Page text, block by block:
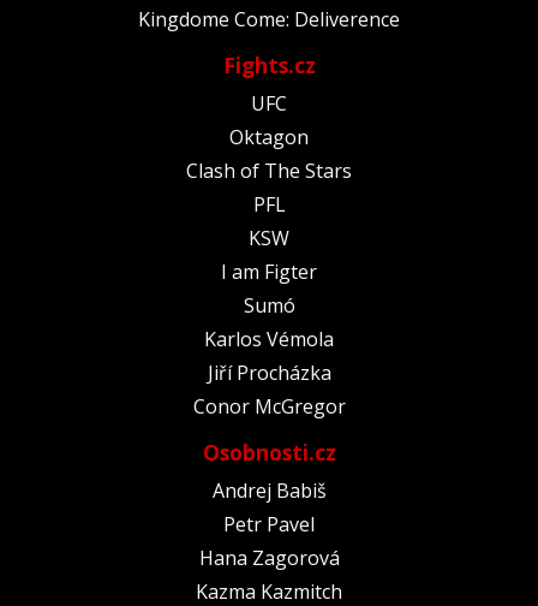
Kingdome Come: Deliverence
Fights.cz
UFC
Oktagon
Clash of The Stars
PFL
KSW
I am Figter
Sumó
Karlos Vémola
Jiří Procházka
Conor McGregor
Osobnosti.cz
Andrej Babiš
Petr Pavel
Hana Zagorová
Kazma Kazmitch